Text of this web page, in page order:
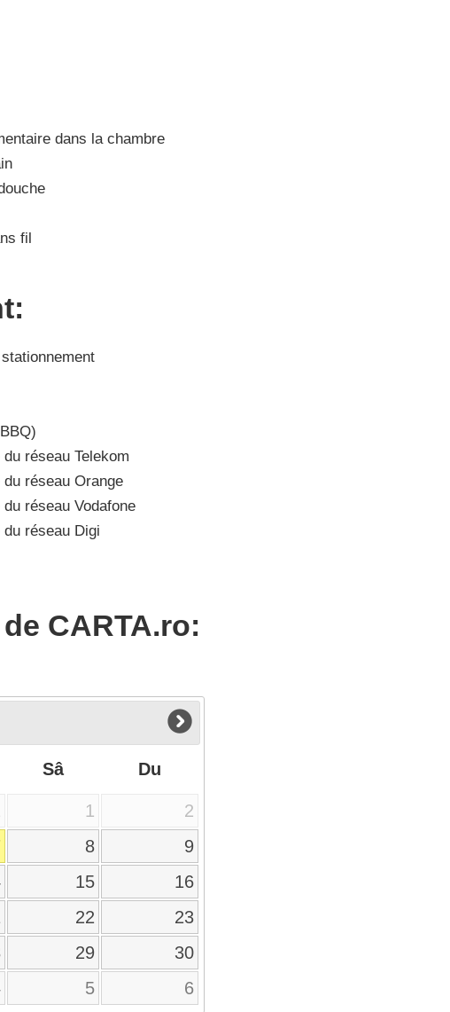
dans la chambre
fil
réseau Telekom
réseau Orange
réseau Vodafone
réseau Digi
CARTA.ro:
Sâ Du
1
2
8
9
15
16
22
23
29
30
5 6